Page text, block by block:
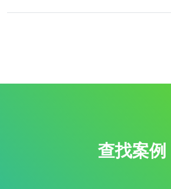
查找案例